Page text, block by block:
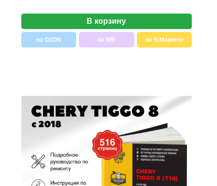
В корзину
на OZON на WB на Я.Маркете